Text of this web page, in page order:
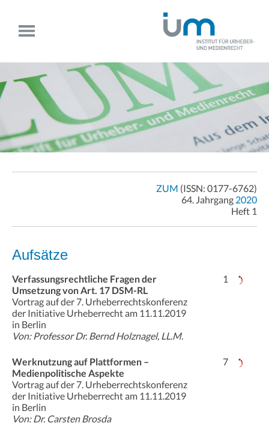
ZUM (ISSN: 0177-6762)
64. Jahrgang 2020
Heft 1
Aufsätze
Verfassungsrechtliche Fragen der
Umsetzung von Art. 17 DSM-RL
Vortrag auf der 7. Urheberrechtskonferenz
der Initiative Urheberrecht am 11.11.2019
in Berlin
Von: Professor Dr. Bernd Holznagel, LL.M.
1
Werknutzung auf Plattformen –
Medienpolitische Aspekte
Vortrag auf der 7. Urheberrechtskonferenz
der Initiative Urheberrecht am 11.11.2019
in Berlin
Von: Dr. Carsten Brosda
7